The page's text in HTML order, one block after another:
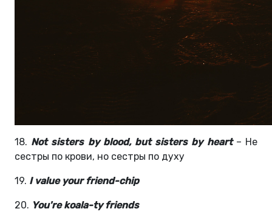
18. Not sisters by blood, but sisters by heart– Не
сестры по крови, но сестры по духу
19. I value your friend-chip
20. You're koala-ty friends